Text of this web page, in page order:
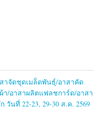
าจัดชุดเมล็ดพันธุ์/อาสาคัด
า/อาสาผลิตแฟลชการ์ด/อาสา
นที่ 22-23, 29-30 ส.ค. 2569